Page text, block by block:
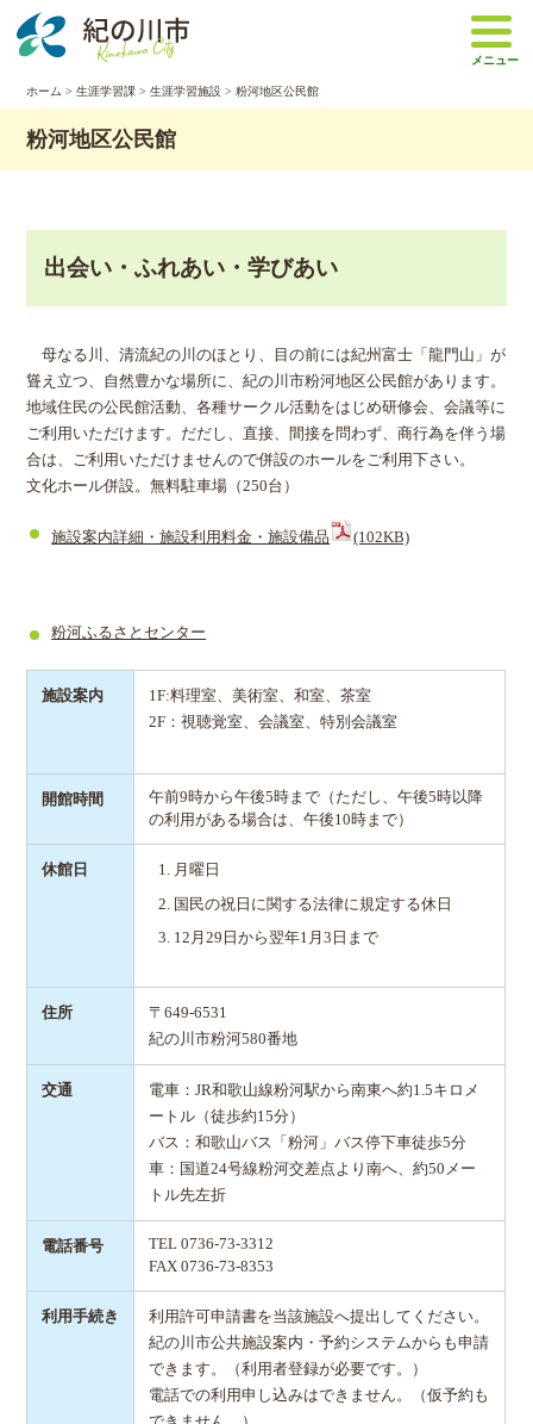
メニュー
ホーム >生涯学習課 >生涯学習施設 > 粉河地区公民館
粉河地区公民館
出会い・ふれあい・学びあい
母なる川、清流紀の川のほとり、目の前には紀州富士「龍門山」が
聳え立つ、自然豊かな場所に、紀の川市粉河地区公民館があります。
地域住民の公民館活動、各種サークル活動をはじめ研修会、会議等に
ご利用いただけます。だだし、直接、間接を問わず、商行為を伴う場
合は、ご利用いただけませんので併設のホールをご利用下さい。
文化ホール併設。無料駐車場（250台）
施設案内詳細・施設利用料金・施設備品 (102KB)
粉河ふるさとセンター
施設案内
1F:料理室、美術室、和室、茶室
2F：視聴覚室、会議室、特別会議室
開館時間
午前9時から午後5時まで（ただし、午後5時以降
の利用がある場合は、午後10時まで）
休館日 月曜日
国民の祝日に関する法律に規定する休日
12月29日から翌年1月3日まで
住所
〒649-6531
紀の川市粉河580番地
交通
電車：JR和歌山線粉河駅から南東へ約1.5キロメ
ートル（徒歩約15分）
バス：和歌山バス「粉河」バス停下車徒歩5分
車：国道24号線粉河交差点より南へ、約50メー
トル先左折
電話番号
TEL 0736-73-3312
FAX 0736-73-8353
利用手続き
利用許可申請書を当該施設へ提出してください。
紀の川市公共施設案内・予約システムからも申請
できます。（利用者登録が必要です。）
電話での利用申し込みはできません。（仮予約も